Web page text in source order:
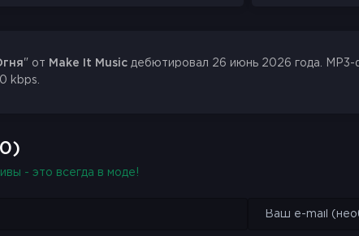
" от Make It Music дебютировал 26 июнь 2026 года. MP3-
kbps.
- это всегда в моде!